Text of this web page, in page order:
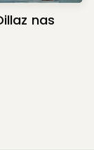
nas